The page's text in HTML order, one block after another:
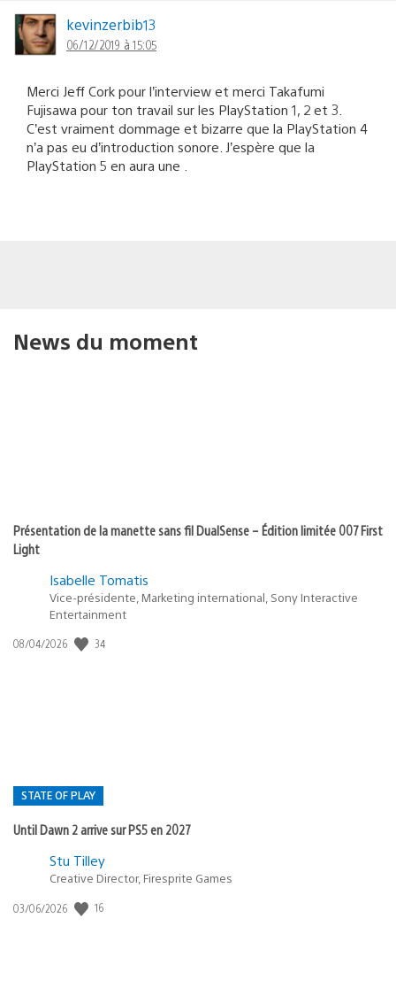
kevinzerbib13
06/12/2019 à 15:05
Merci Jeff Cork pour l’interview et merci Takafumi
Fujisawa pour ton travail sur les PlayStation 1, 2 et 3.
C’est vraiment dommage et bizarre que la PlayStation 4
n’a pas eu d’introduction sonore. J’espère que la
PlayStation 5 en aura une .
News du moment
Présentation de la manette sans fil DualSense – Édition limitée 007 First
Light
Isabelle Tomatis
Vice-présidente, Marketing international, Sony Interactive
Entertainment
Date
08/04/2026 34
STATE OF PLAY
Until Dawn 2 arrive sur PS5 en 2027
Postée
:
Stu Tilley
Creative Director, Firesprite Games
Date
03/06/2026 16